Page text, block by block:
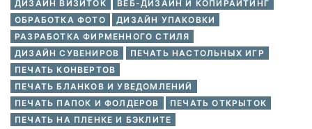
ДИЗАЙН ВИЗИТОК
ВЕБ-ДИЗАЙН И КОПИРАЙТИНГ
ОБРАБОТКА ФОТО
ДИЗАЙН УПАКОВКИ
РАЗРАБОТКА ФИРМЕННОГО СТИЛЯ
ДИЗАЙН СУВЕНИРОВ
ПЕЧАТЬ НАСТОЛЬНЫХ ИГР
ПЕЧАТЬ КОНВЕРТОВ
ПЕЧАТЬ БЛАНКОВ И УВЕДОМЛЕНИЙ
ПЕЧАТЬ ПАПОК И ФОЛДЕРОВ
ПЕЧАТЬ ОТКРЫТОК
ПЕЧАТЬ НА ПЛЕНКЕ И БЭКЛИТЕ